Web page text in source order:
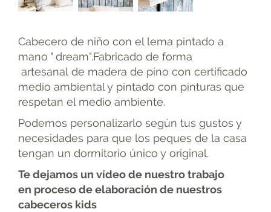
Cabecero de niño con el lema pintado a
mano " dream".Fabricado de forma
artesanal de madera de pino con certificado
medio ambiental y pintado con pinturas que
respetan el medio ambiente.
Podemos personalizarlo según tus gustos y
necesidades para que los peques de la casa
tengan un dormitorio único y original.
Te dejamos un vídeo de nuestro trabajo
en proceso de elaboración de nuestros
cabeceros kids